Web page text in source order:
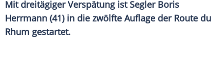
Mit dreitägiger Verspätung ist Segler Boris
Herrmann (41) in die zwölfte Auflage der Route du
Rhum gestartet.